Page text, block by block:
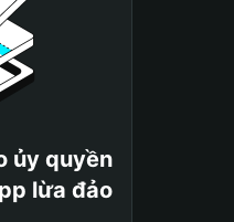
ủy quyền
lừa đảo